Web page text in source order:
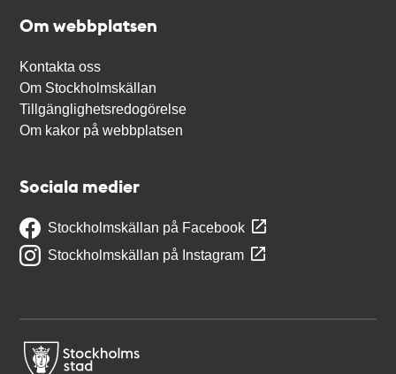
Om webbplatsen
Kontakta oss
Om Stockholmskällan
Tillgänglighetsredogörelse
Om kakor på webbplatsen
Sociala medier
Stockholmskällan på Facebook
Stockholmskällan på Instagram